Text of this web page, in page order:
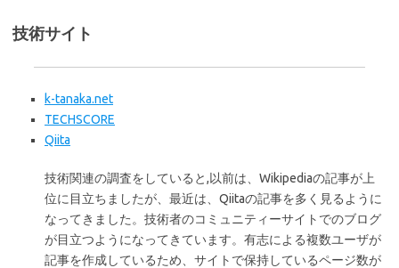
技術サイト
k-tanaka.net
TECHSCORE
Qiita
技術関連の調査をしていると,以前は、Wikipediaの記事が上
位に目立ちましたが、最近は、Qiitaの記事を多く見るように
なってきました。技術者のコミュニティーサイトでのブログ
が目立つようになってきています。有志による複数ユーザが
記事を作成しているため、サイトで保持しているページ数が